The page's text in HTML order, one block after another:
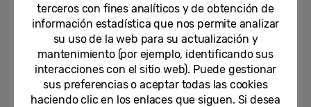
español en equipos de...
Samsung presenta la campaña
“AI, AI, AI, AI: disfruta y no llores”
para acercar la Inteligencia...
terceros con fines analíticos y de obtención de
información estadística que nos permite analizar
su uso de la web para su actualización y
mantenimiento (por ejemplo, identificando sus
interacciones con el sitio web). Puede gestionar
sus preferencias o aceptar todas las cookies
haciendo clic en los enlaces que siguen. Si desea